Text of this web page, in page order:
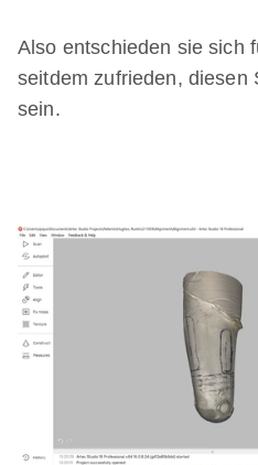
Also entschieden sie sich
seitdem zufrieden, diesen
sein.